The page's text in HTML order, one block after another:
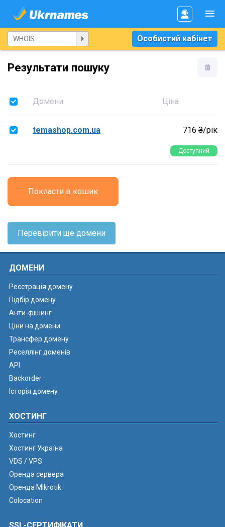
Особистий кабінет
Результати пошуку
Домени Ціна
temashop.com.ua 716 ₴/рік
Доступний
Покласти в кошик
Перевірити ще домени
ДОМЕНИ
Реєстрація домену
Підбір домену
Анти-фішинг
Ціни на домени
Трансфер домену
Реселлінг доменів
API
Backorder
Історія домену
ХОСТИНГ
Хостинг
Хостинг Україна
VDS / VPS
Оренда сервера
Оренда Mikrotik
Colocation